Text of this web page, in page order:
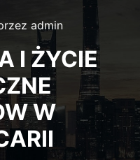
admin
I ŻYCIE
W